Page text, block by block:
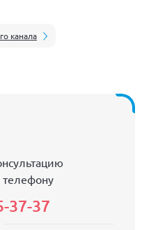
канала
телефону
37-37